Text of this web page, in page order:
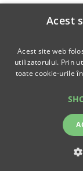
Acest
Acest site web
utilizatorului. Prin
toate cookie-urile